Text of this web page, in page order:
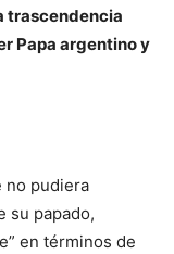
trascendencia
Papa argentino y
no pudiera
su papado,
en términos de